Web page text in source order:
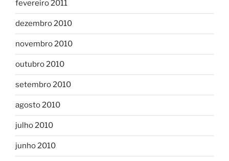
fevereiro 2011
dezembro 2010
novembro 2010
outubro 2010
setembro 2010
agosto 2010
julho 2010
junho 2010